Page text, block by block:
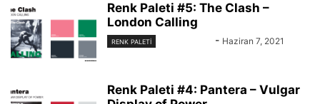
Renk Paleti #5: The Clash –
London Calling
RENK PALETİ - Haziran 7, 2021
Renk Paleti #4: Pantera – Vulgar